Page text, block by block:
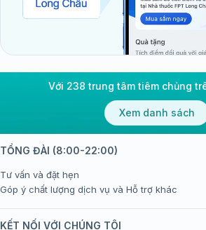
Với 238 trung tâm tiêm chủng
Xem danh sách
TỔNG ĐÀI (8:00-22:00)
Tư vấn và đặt hẹn
Góp ý chất lượng dịch vụ và Hỗ trợ khác
KẾT NỐI VỚI CHÚNG TÔI